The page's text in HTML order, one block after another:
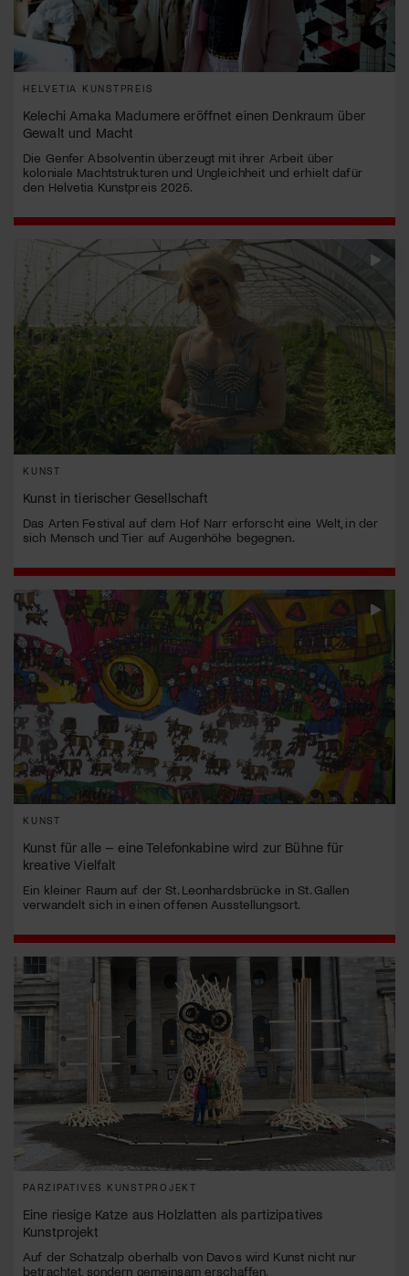
HELVETIA KUNSTPREIS
Kelechi Amaka Madumere eröffnet einen Denkraum über
Gewalt und Macht
Die Genfer Absolventin überzeugt mit ihrer Arbeit über
koloniale Machtstrukturen und Ungleichheit und erhielt dafür
den Helvetia Kunstpreis 2025.
KUNST
Kunst in tierischer Gesellschaft
Das Arten Festival auf dem Hof Narr erforscht eine Welt, in der
sich Mensch und Tier auf Augenhöhe begegnen.
KUNST
Kunst für alle – eine Telefonkabine wird zur Bühne für
kreative Vielfalt
Ein kleiner Raum auf der St. Leonhardsbrücke in St. Gallen
verwandelt sich in einen offenen Ausstellungsort.
PARZIPATIVES KUNSTPROJEKT
Eine riesige Katze aus Holzlatten als partizipatives
Kunstprojekt
Auf der Schatzalp oberhalb von Davos wird Kunst nicht nur
betrachtet, sondern gemeinsam erschaffen.